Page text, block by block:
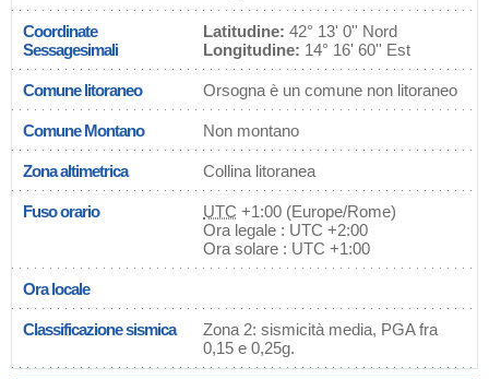
Coordinate
Sessagesimali
Latitudine: 42° 13' 0'' Nord
Longitudine: 14° 16' 60'' Est
Comune litoraneo Orsogna è un comune non litoraneo
Comune Montano Non montano
Zona altimetrica Collina litoranea
Fuso orario UTC +1:00 (Europe/Rome)
Ora legale : UTC +2:00
Ora solare : UTC +1:00
Ora locale
Classificazione sismica
Zona 2: sismicità media, PGA fra
0,15 e 0,25g.